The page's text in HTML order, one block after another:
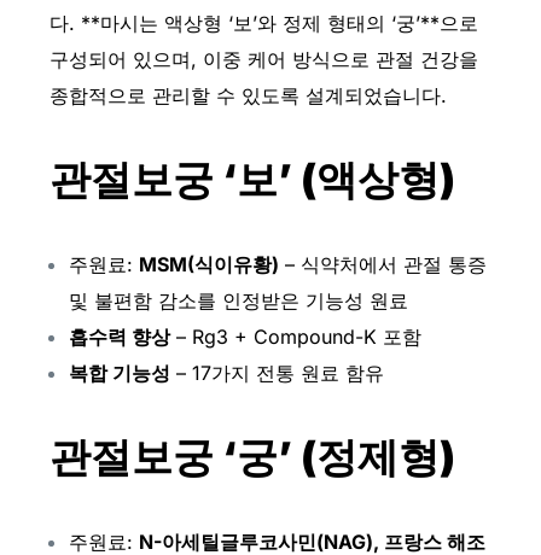
다. **마시는 액상형 ‘보’와 정제 형태의 ‘궁’**으로
구성되어 있으며, 이중 케어 방식으로 관절 건강을
종합적으로 관리할 수 있도록 설계되었습니다.
관절보궁 ‘보’ (액상형)
주원료: MSM(식이유황) – 식약처에서 관절 통증
및 불편함 감소를 인정받은 기능성 원료
흡수력 향상– Rg3 + Compound-K 포함
복합 기능성 – 17가지 전통 원료 함유
관절보궁 ‘궁’ (정제형)
주원료: N-아세틸글루코사민(NAG), 프랑스 해조